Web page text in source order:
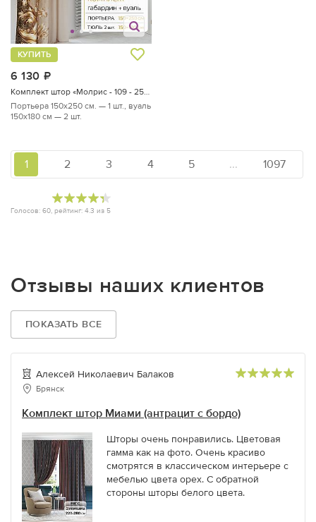
6 130
КУПИТЬ
Комплект штор «Молрис - 109 - 250 см»
Портьера 150х250 см. — 1 шт., вуаль
150х180 см — 2 шт.
Голосов: 60, рейтинг: 4.3 из 5
1 2 3 4 5 ... 1097
Отзывы наших клиентов
ПОКАЗАТЬ ВСЕ
Алексей Николаевич Балаков
Брянск
Комплект штор Миами (антрацит с бордо)
Шторы очень понравились. Цветовая
гамма как на фото. Очень красиво
смотрятся в классическом интерьере с
мебелью цвета орех. С обратной
стороны шторы белого цвета.